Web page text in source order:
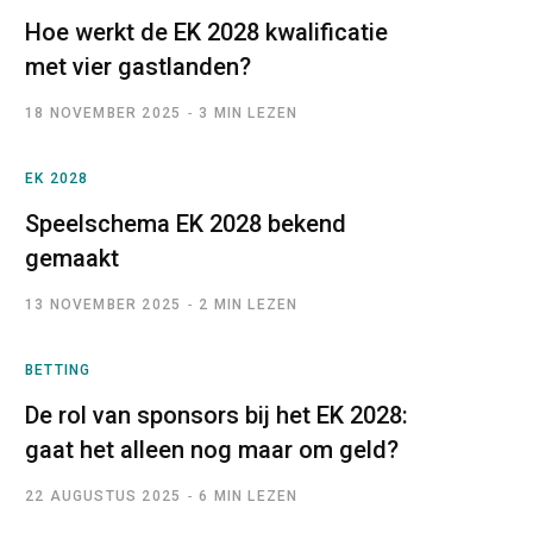
Hoe werkt de EK 2028 kwalificatie
met vier gastlanden?
18 NOVEMBER 2025 3 MIN LEZEN
EK 2028
Speelschema EK 2028 bekend
gemaakt
13 NOVEMBER 2025 2 MIN LEZEN
BETTING
De rol van sponsors bij het EK 2028:
gaat het alleen nog maar om geld?
22 AUGUSTUS 2025 6 MIN LEZEN